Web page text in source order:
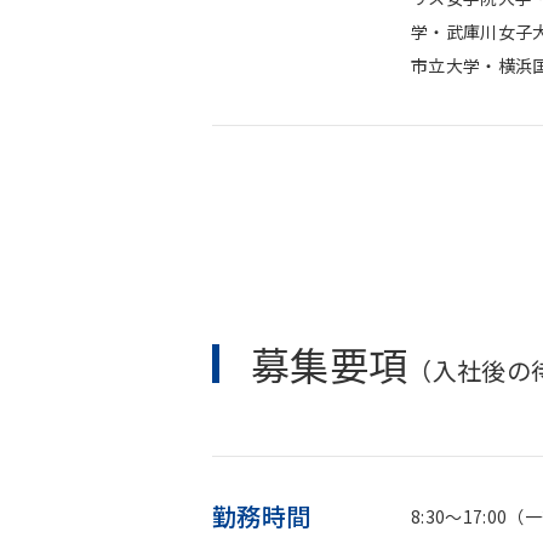
学・武庫川女子
市立大学・横浜
募集要項 （入社後
勤務時間 8:30～17:00（